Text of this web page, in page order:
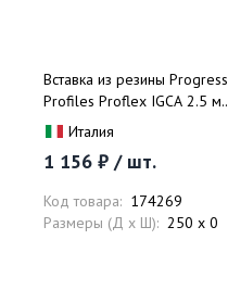
Вставка из резины Progress
Profiles Proflex IGCA 2.5 м.
(слоновая кость)
Италия
1 156 ₽ / шт.
Код товара: 174269
Размеры (Д x Ш): 250 x 0